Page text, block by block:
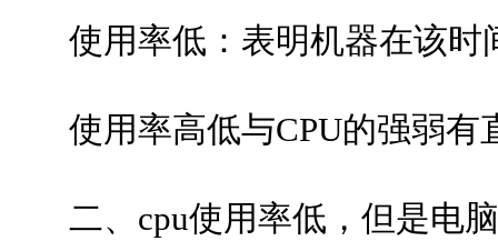
使用率低：表明机器在该时
使用率高低与CPU的强弱有
二、cpu使用率低，但是电脑